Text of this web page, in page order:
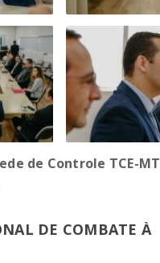
de Controle TCE-MT
DE COMBATE À